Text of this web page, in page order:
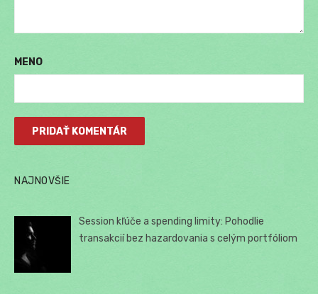
MENO
NAJNOVŠIE
Session kľúče a spending limity: Pohodlie
transakcií bez hazardovania s celým portfóliom